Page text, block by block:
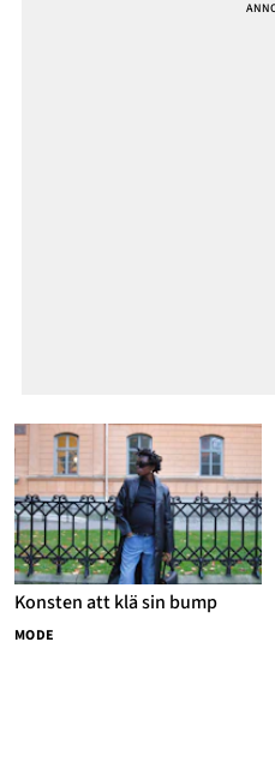
Konsten att klä sin bump
MODE